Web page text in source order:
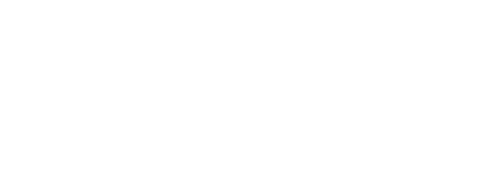
にご登録され
社の共同利用者
とをご了承くだ